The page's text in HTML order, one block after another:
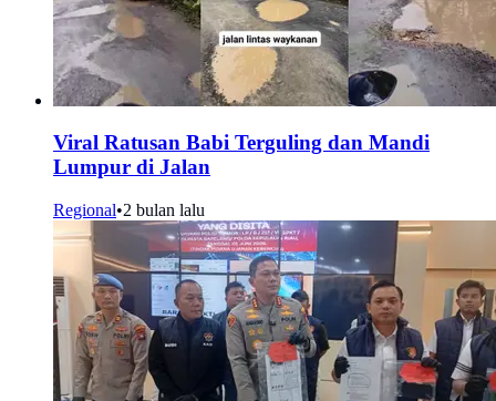
Viral Ratusan Babi Terguling dan Mandi
Lumpur di Jalan
Regional•2 bulan lalu